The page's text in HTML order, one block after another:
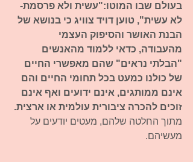
בעולם שבו המוטו:"עשית ולא פרסמת-
לא עשית", טוען דויד צוויג כי בנושא של
הבנת האושר והסיפוק העצמי
מהעבודה, כדאי ללמוד מהאנשים
"הבלתי נראים" שהם מאפשרי החיים
של כולנו כמעט בכל תחומי החיים והם
אינם ממותגים, אינם ידועים ואף אינם
זוכים להכרה ציבורית עולמית או ארצית.
מתוך החלטה שלהם, מעטים יודעים על
מעשיהם.